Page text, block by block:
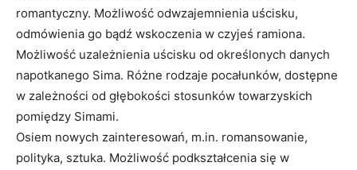
romantyczny. Możliwość odwzajemnienia uścisku,
odmówienia go bądź wskoczenia w czyjeś ramiona.
Możliwość uzależnienia uścisku od określonych danych
napotkanego Sima. Różne rodzaje pocałunków, dostępne
w zależności od głębokości stosunków towarzyskich
pomiędzy Simami.
Osiem nowych zainteresowań, m.in. romansowanie,
polityka, sztuka. Możliwość podkształcenia się w